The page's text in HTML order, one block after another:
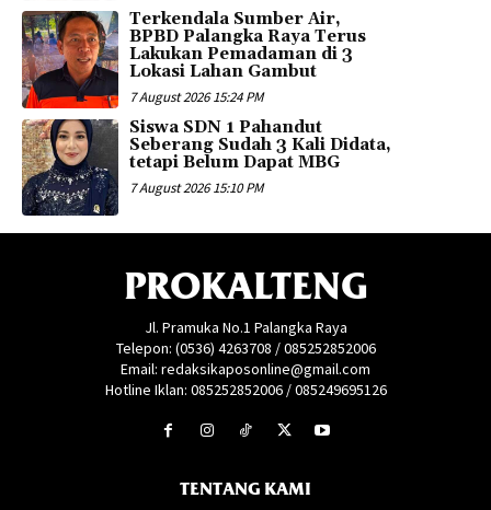
Terkendala Sumber Air,
BPBD Palangka Raya Terus
Lakukan Pemadaman di 3
Lokasi Lahan Gambut
7 August 2026 15:24 PM
Siswa SDN 1 Pahandut
Seberang Sudah 3 Kali Didata,
tetapi Belum Dapat MBG
7 August 2026 15:10 PM
PROKALTENG
Jl. Pramuka No.1 Palangka Raya
Telepon: (0536) 4263708 / 085252852006
Email: redaksikaposonline@gmail.com
Hotline Iklan: 085252852006 / 085249695126
TENTANG KAMI